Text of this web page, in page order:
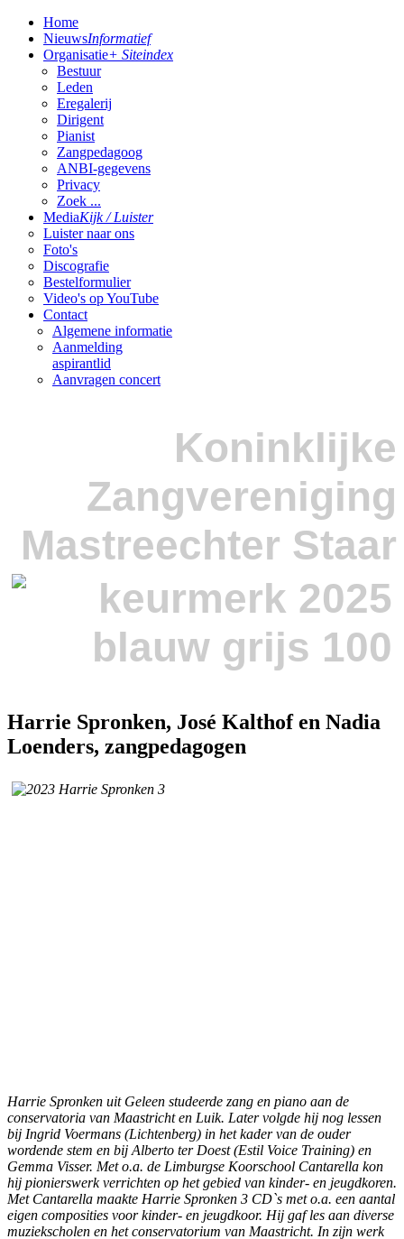
Home
NieuwsInformatief
Organisatie+ Siteindex
Bestuur
Leden
Eregalerij
Dirigent
Pianist
Zangpedagoog
ANBI-gegevens
Privacy
Zoek ...
MediaKijk / Luister
Luister naar ons
Foto's
Discografie
Bestelformulier
Video's op YouTube
Contact
Algemene informatie
Aanmelding
aspirantlid
Aanvragen concert
Koninklijke
Zangvereniging
Mastreechter Staar
Harrie Spronken, José Kalthof en Nadia
Loenders, zangpedagogen
Harrie Spronken uit Geleen studeerde zang en piano aan de
conservatoria van Maastricht en Luik. Later volgde hij nog lessen
bij Ingrid Voermans (Lichtenberg) in het kader van de ouder
wordende stem en bij Alberto ter Doest (Estil Voice Training) en
Gemma Visser. Met o.a. de Limburgse Koorschool Cantarella kon
hij pionierswerk verrichten op het gebied van kinder- en jeugdkoren.
Met Cantarella maakte Harrie Spronken 3 CD`s met o.a. een aantal
eigen composities voor kinder- en jeugdkoor. Hij gaf les aan diverse
muziekscholen en het conservatorium van Maastricht. In zijn werk